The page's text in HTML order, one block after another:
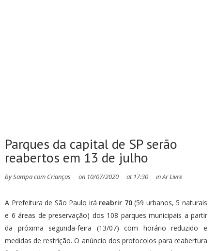
Parques da capital de SP serão
reabertos em 13 de julho
bySampa com Crianças on 10/07/2020 at 17:30 inAr Livre
A Prefeitura de São Paulo irá reabrir 70(59 urbanos, 5 naturais
e 6 áreas de preservação) dos 108 parques municipais a partir
da próxima segunda-feira (13/07) com horário reduzido e
medidas de restrição. O anúncio dos protocolos para reabertura